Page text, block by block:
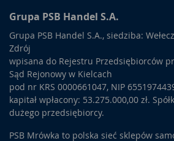
Grupa PSB Handel S.A.
Grupa PSB Handel S.A., siedziba:
Zdrój
wpisana do Rejestru Przedsiębiorców
Sąd Rejonowy w Kielcach
pod nr KRS 0000661047, NIP
kapitał wpłacony: 53.275.000,00 zł.
dużego przedsiębiorcy.
PSB Mrówka to polska sieć sklepów